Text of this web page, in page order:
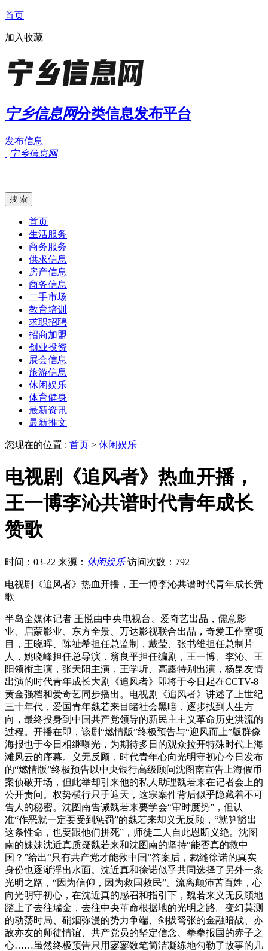
首页
加入收藏
宁乡信息网分类信息发布平台
发布信息
宁乡信息网
首页
生活服务
商务服务
供求信息
房产信息
商务信息
二手市场
教育培训
求职招聘
招商加盟
创业投资
展会信息
旅游信息
休闲娱乐
体育健身
最新资讯
最新推文
您现在的位置 : 首页 > 休闲娱乐
电视剧《追风者》热血开播，
王一博李沁共谱时代青年成长
赞歌
时间：03-22 来源： 休闲娱乐 访问次数：792
电视剧《追风者》热血开播，王一博李沁共谱时代青年成长赞
歌
半岛全媒体记者 王悦由中央电视台、爱奇艺出品，儒意影
业、启蒙影业、东方全景、万达影视联合出品，奇爱工作室项
目，王晓晖、陈祉希担任总监制，戴莹、张书维担任总制片
人，姚晓峰担任总导演，翁良平担任编剧，王一博、李沁、王
阳领衔主演，张天阳主演，王学圻、高露特别出演，杨昆友情
出演的时代青年成长大剧《追风者》即将于今日起在CCTV-8
黄金强档和爱奇艺同步播出。电视剧《追风者》讲述了上世纪
三十年代，爱国青年魏若来目睹社会黑暗，逐步找到人生方
向，最终投身到中国共产党领导的新民主主义革命历史洪流的
过程。开播在即，该剧“燃情版”终极预告与“迎风而上”版群像
海报也于今日相继曝光，为期待多日的观众拉开特殊时代上海
滩风云的序幕。义无反顾，时代青年心向光明守初心今日发布
的“燃情版”终极预告以中央银行高级顾问沈图南宣告上海假币
案侦破开场，但此举却引来他的私人助理魏若来在记者会上的
公开责问。权势横行只手遮天，这宗案件背后似乎隐藏着不可
告人的秘密。沈图南告诫魏若来要学会“审时度势”，但认
准“作恶就一定要受到惩罚”的魏若来却义无反顾，“就算豁出
这条性命，也要跟他们拼死”，师徒二人自此恩断义绝。沈图
南的妹妹沈近真质疑魏若来和沈图南的坚持“能否真的救中
国？”给出“只有共产党才能救中国”答案后，裁缝徐诺的真实
身份也逐渐浮出水面。沈近真和徐诺似乎共同选择了另外一条
光明之路，“因为信仰，因为救国救民”。流离颠沛苦百姓，心
向光明守初心，在沈近真的感召和指引下，魏若来义无反顾地
踏上了去往瑞金，去往中央革命根据地的光明之路。变幻莫测
的动荡时局、硝烟弥漫的势力争端、剑拔弩张的金融暗战、亦
敌亦友的师徒情谊、共产党员的坚定信念、拳拳报国的赤子之
心……虽然终极预告只用寥寥数笔简洁凝练地勾勒了故事的几